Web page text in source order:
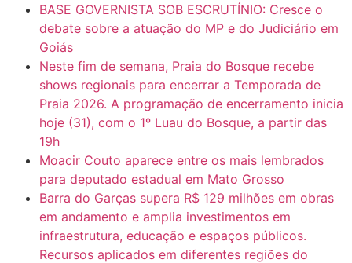
BASE GOVERNISTA SOB ESCRUTÍNIO: Cresce o
debate sobre a atuação do MP e do Judiciário em
Goiás
Neste fim de semana, Praia do Bosque recebe
shows regionais para encerrar a Temporada de
Praia 2026. A programação de encerramento inicia
hoje (31), com o 1º Luau do Bosque, a partir das
19h
Moacir Couto aparece entre os mais lembrados
para deputado estadual em Mato Grosso
Barra do Garças supera R$ 129 milhões em obras
em andamento e amplia investimentos em
infraestrutura, educação e espaços públicos.
Recursos aplicados em diferentes regiões do